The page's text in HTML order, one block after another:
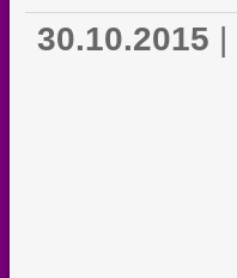
30.10.2015 |